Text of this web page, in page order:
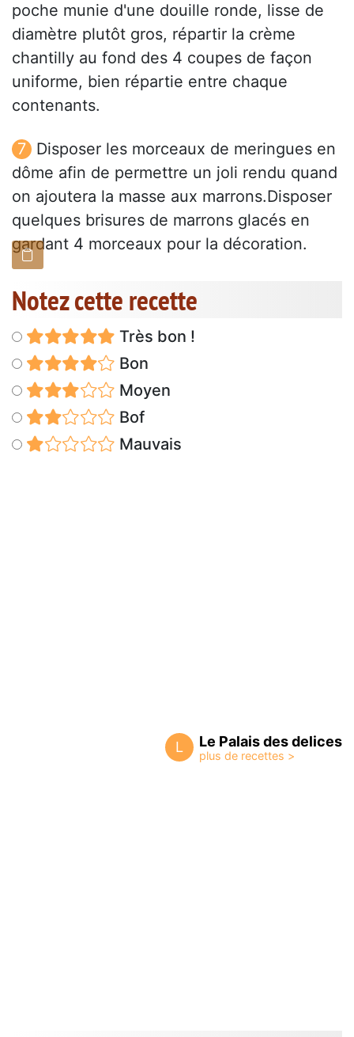
poche munie d'une douille ronde, lisse de
diamètre plutôt gros, répartir la crème
chantilly au fond des 4 coupes de façon
uniforme, bien répartie entre chaque
contenants.
Disposer les morceaux de meringues en
dôme afin de permettre un joli rendu quand
on ajoutera la masse aux marrons.Disposer
quelques brisures de marrons glacés en
gardant 4 morceaux pour la décoration.
Notez cette recette
Très bon !
Bon
Moyen
Bof
Mauvais
L Le Palais des delices